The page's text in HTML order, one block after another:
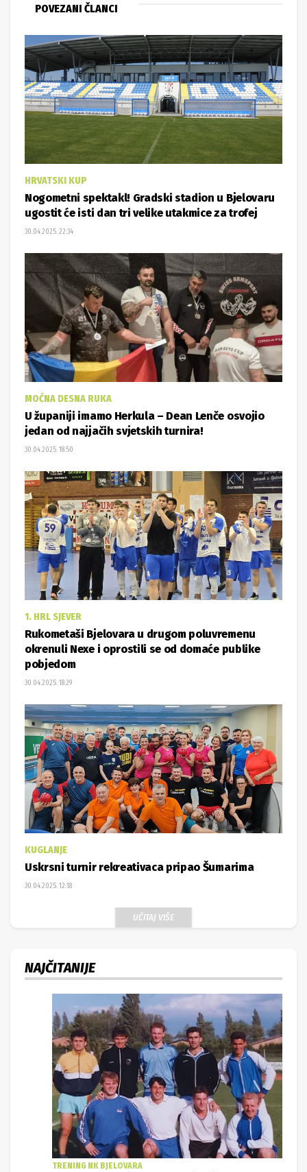
POVEZANI ČLANCI
HRVATSKI KUP
Nogometni spektakl! Gradski stadion u Bjelovaru
ugostit će isti dan tri velike utakmice za trofej
30.04.2025. 22:34
MOĆNA DESNA RUKA
U županiji imamo Herkula – Dean Lenče osvojio
jedan od najjačih svjetskih turnira!
30.04.2025. 18:50
1. HRL SJEVER
Rukometaši Bjelovara u drugom poluvremenu
okrenuli Nexe i oprostili se od domaće publike
pobjedom
30.04.2025. 18:29
KUGLANJE
Uskrsni turnir rekreativaca pripao Šumarima
30.04.2025. 12:18
UČITAJ VIŠE
NAJČITANIJE
TRENING NK BJELOVARA